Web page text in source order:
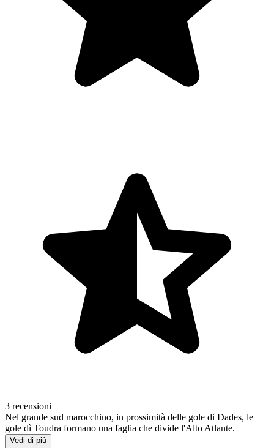
3 recensioni
Nel grande sud marocchino, in prossimità delle gole di Dades, le
gole dì Toudra formano una faglia che divide l'Alto Atlante.
Vedi di più